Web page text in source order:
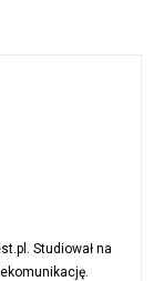
Studiował na